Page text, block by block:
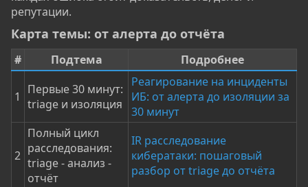
репутации.
Карта темы: от алерта до отчёта​
# Подтема Подробнее
1
Первые 30 минут:
triage и изоляция
Реагирование на инциденты
ИБ: от алерта до изоляции за
30 минут
2
Полный цикл
расследования:
triage - анализ -
отчёт
IR расследование
кибератаки: пошаговый
разбор от triage до отчёта